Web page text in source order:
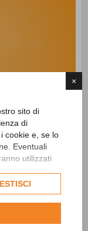
×
sito di
di
cookie e, se lo
Eventuali
utilizzati
utilizzati
Per ulteriori
raccolti,